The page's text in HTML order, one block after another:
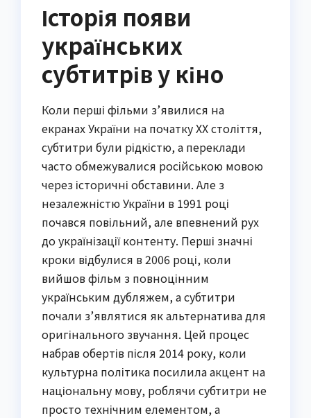
Історія появи
українських
субтитрів у кіно
Коли перші фільми з’явилися на
екранах України на початку XX століття,
субтитри були рідкістю, а переклади
часто обмежувалися російською мовою
через історичні обставини. Але з
незалежністю України в 1991 році
почався повільний, але впевнений рух
до українізації контенту. Перші значні
кроки відбулися в 2006 році, коли
вийшов фільм з повноцінним
українським дубляжем, а субтитри
почали з’являтися як альтернатива для
оригінального звучання. Цей процес
набрав обертів після 2014 року, коли
культурна політика посилила акцент на
національну мову, роблячи субтитри не
просто технічним елементом, а